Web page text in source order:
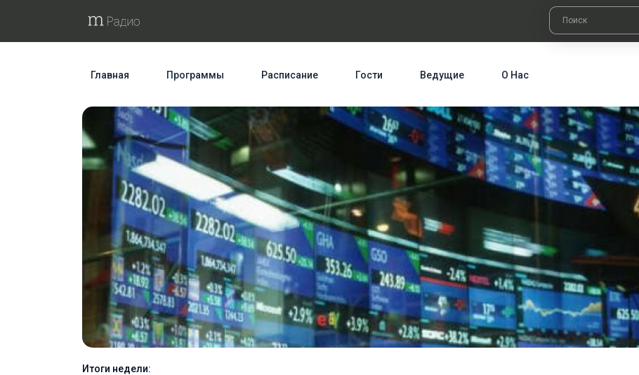
Главная Программы Расписание Гости Ведущие О Нас
Итоги недели: